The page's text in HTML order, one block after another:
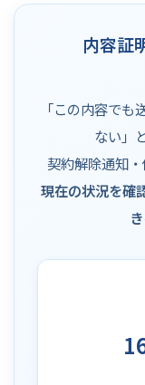
内容証
「この内容で
ない」
契約解除通知・
現在の状況を確